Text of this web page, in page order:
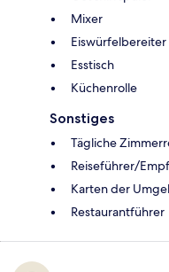
Mixer
Eiswürfelbereiter
Esstisch
Küchenrolle
Sonstiges
Tägliche
Reiseführer/
Karten der
Restaurantführer